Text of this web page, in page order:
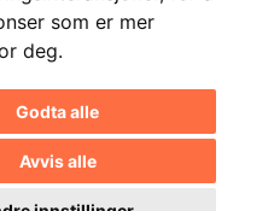
som er mer
deg.
Godta alle
Avvis alle